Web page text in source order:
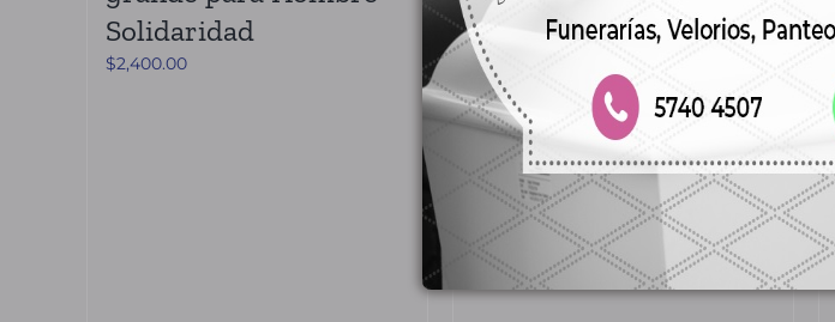
Solidaridad
$2,400.00
$2,150.00